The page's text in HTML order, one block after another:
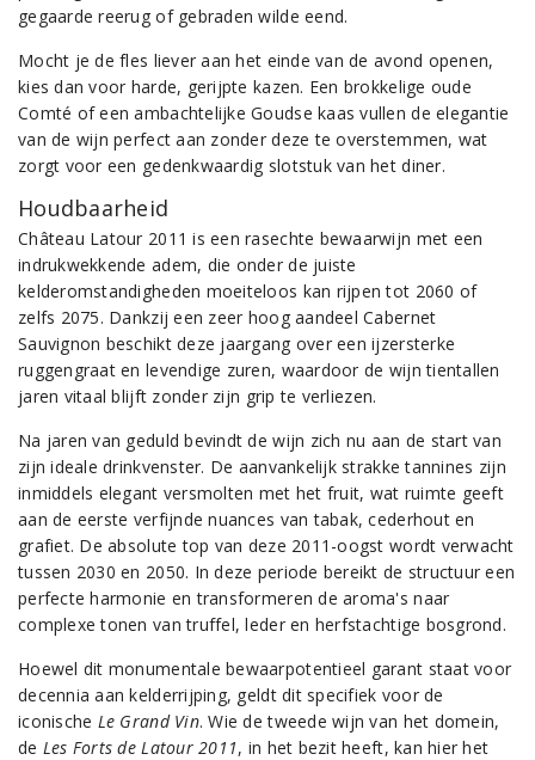
gegaarde reerug of gebraden wilde eend.
Mocht je de fles liever aan het einde van de avond openen,
kies dan voor harde, gerijpte kazen. Een brokkelige oude
Comté of een ambachtelijke Goudse kaas vullen de elegantie
van de wijn perfect aan zonder deze te overstemmen, wat
zorgt voor een gedenkwaardig slotstuk van het diner.
Houdbaarheid
Château Latour 2011 is een rasechte bewaarwijn met een
indrukwekkende adem, die onder de juiste
kelderomstandigheden moeiteloos kan rijpen tot 2060 of
zelfs 2075. Dankzij een zeer hoog aandeel Cabernet
Sauvignon beschikt deze jaargang over een ijzersterke
ruggengraat en levendige zuren, waardoor de wijn tientallen
jaren vitaal blijft zonder zijn grip te verliezen.
Na jaren van geduld bevindt de wijn zich nu aan de start van
zijn ideale drinkvenster. De aanvankelijk strakke tannines zijn
inmiddels elegant versmolten met het fruit, wat ruimte geeft
aan de eerste verfijnde nuances van tabak, cederhout en
grafiet. De absolute top van deze 2011-oogst wordt verwacht
tussen 2030 en 2050. In deze periode bereikt de structuur een
perfecte harmonie en transformeren de aroma's naar
complexe tonen van truffel, leder en herfstachtige bosgrond.
Hoewel dit monumentale bewaarpotentieel garant staat voor
decennia aan kelderrijping, geldt dit specifiek voor de
iconische Le Grand Vin. Wie de tweede wijn van het domein,
de Les Forts de Latour 2011, in het bezit heeft, kan hier het